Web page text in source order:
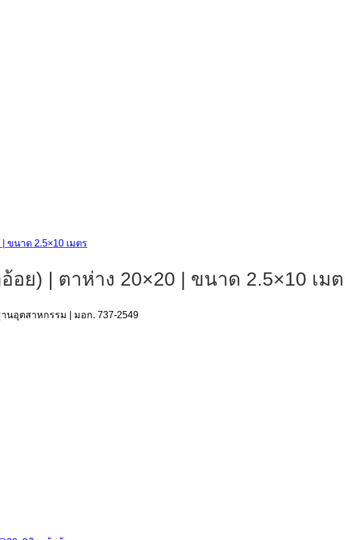
อย) | ตาห่าง 20×20 | ขนาด 2.5×10 เม
นอุตสาหกรรม | มอก. 737-2549